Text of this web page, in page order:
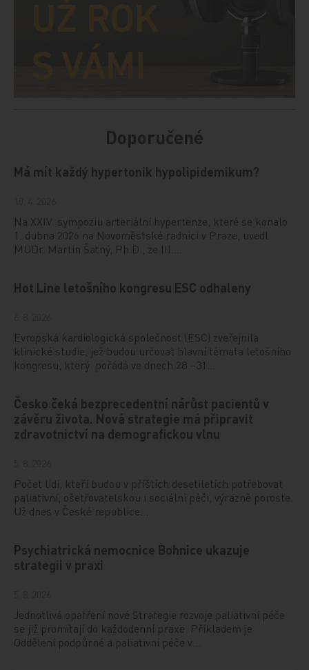
Doporučené
Má mít každý hypertonik hypolipidemikum?
Na XXIV. sympoziu arteriální hypertenze, které se konalo
1. dubna 2026 na Novoměstské radnici v Praze, uvedl
MUDr. Martin Šatný, Ph.D., ze III.…
Hot Line letošního kongresu ESC odhaleny
Evropská kardiologická společnost (ESC) zveřejnila
klinické studie, jež budou určovat hlavní témata letošního
kongresu, který pořádá ve dnech 28.–31…
Česko čeká bezprecedentní nárůst pacientů v
závěru života. Nová strategie má připravit
zdravotnictví na demografickou vlnu
Počet lidí, kteří budou v příštích desetiletích potřebovat
paliativní, ošetřovatelskou i sociální péči, výrazně poroste.
Už dnes v České republice…
Psychiatrická nemocnice Bohnice ukazuje
strategii v praxi
Jednotlivá opatření nové Strategie rozvoje paliativní péče
se již promítají do každodenní praxe. Příkladem je
Oddělení podpůrné a paliativní péče v…